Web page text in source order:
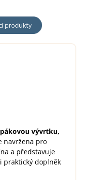
produkty
pákovou vývrtku,
navržena pro
a představuje
praktický doplněk